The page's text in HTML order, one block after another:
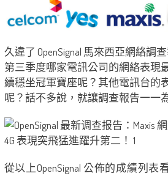
久違了 OpenSignal 馬來西亞網絡調
第三季度哪家電訊公司的網絡表現
續穩坐冠軍寶座呢？其他電訊台的
呢？話不多說，就讓調查報告一一
從以上OpenSignal 公佈的成績列表